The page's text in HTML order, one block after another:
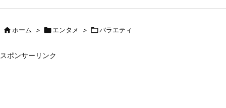
ホーム > エンタメ > バラエティ
スポンサーリンク